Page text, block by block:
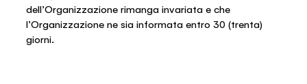
dell’Organizzazione rimanga invariata e che
l’Organizzazione ne sia informata entro 30 (trenta)
giorni.